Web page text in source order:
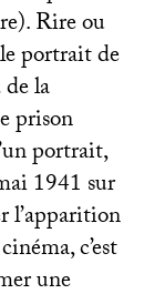
Rire ou
portrait de
la
prison
portrait,
1941 sur
l’apparition
c’est
une